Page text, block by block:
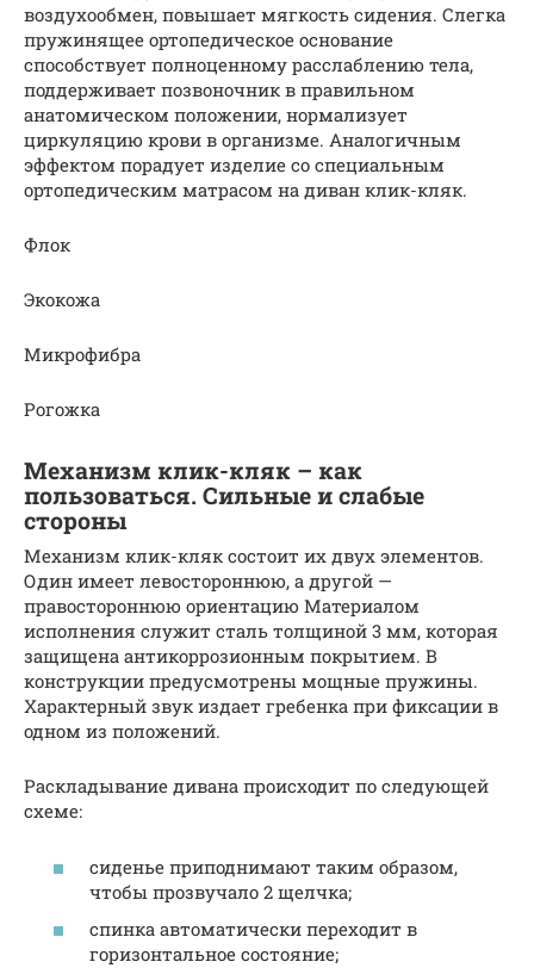
воздухообмен, повышает мягкость сидения. Слегка
пружинящее ортопедическое основание
способствует полноценному расслаблению тела,
поддерживает позвоночник в правильном
анатомическом положении, нормализует
циркуляцию крови в организме. Аналогичным
эффектом порадует изделие со специальным
ортопедическим матрасом на диван клик-кляк.
Флок
Экокожа
Микрофибра
Рогожка
Механизм клик-кляк – как
пользоваться. Сильные и слабые
стороны
Механизм клик-кляк состоит их двух элементов.
Один имеет левостороннюю, а другой —
правостороннюю ориентацию Материалом
исполнения служит сталь толщиной 3 мм, которая
защищена антикоррозионным покрытием. В
конструкции предусмотрены мощные пружины.
Характерный звук издает гребенка при фиксации в
одном из положений.
Раскладывание дивана происходит по следующей
схеме:
сиденье приподнимают таким образом,
чтобы прозвучало 2 щелчка;
спинка автоматически переходит в
горизонтальное состояние;